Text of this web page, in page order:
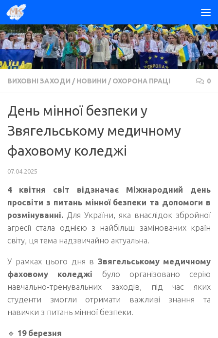
Skip to content
ВИХОВНІ ЗАХОДИ / НОВИНИ / ОХОРОНА ПРАЦІ 0
День мінної безпеки у
Звягельському медичному
фаховому коледжі
07.04.2025
4 квітня світ відзначає Міжнародний день
просвіти з питань мінної безпеки та допомоги в
розмінуванні. Для України, яка внаслідок збройної
агресії стала однією з найбільш замінованих країн
світу, ця тема надзвичайно актуальна.
У рамках цього дня в Звягельському медичному
фаховому коледжі було організовано серію
навчально-тренувальних заходів, під час яких
студенти змогли отримати важливі знання та
навички з питань мінної безпеки.
🔹 19 березня